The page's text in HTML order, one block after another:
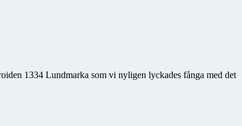
1334 Lundmarka som vi nyligen lyckades fånga med det